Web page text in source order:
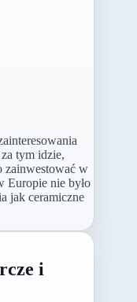
tym idzie,
zainwestować w
Europie nie było
jak ceramiczne
i